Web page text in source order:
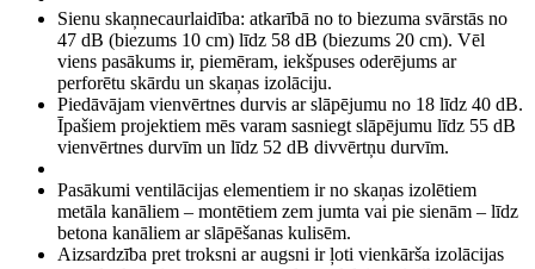
Sienu skaņnecaurlaidība: atkarībā no to biezuma svārstās no
47 dB (biezums 10 cm) līdz 58 dB (biezums 20 cm). Vēl
viens pasākums ir, piemēram, iekšpuses oderējums ar
perforētu skārdu un skaņas izolāciju.
Piedāvājam vienvērtnes durvis ar slāpējumu no 18 līdz 40 dB.
Īpašiem projektiem mēs varam sasniegt slāpējumu līdz 55 dB
vienvērtnes durvīm un līdz 52 dB divvērtņu durvīm.
Pasākumi ventilācijas elementiem ir no skaņas izolētiem
metāla kanāliem – montētiem zem jumta vai pie sienām – līdz
betona kanāliem ar slāpēšanas kulisēm.
Aizsardzība pret troksni ar augsni ir ļoti vienkārša izolācijas